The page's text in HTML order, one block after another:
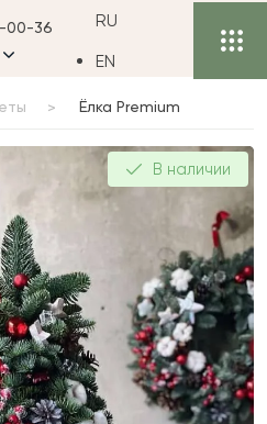
00-36
RU
EN
Ёлка Premium
В наличии